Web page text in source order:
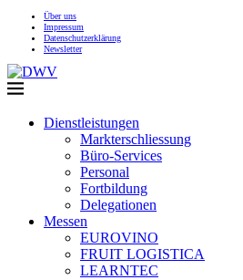
Über uns
Impressum
Datenschutzerklärung
Newsletter
Dienstleistungen
Markterschliessung
Büro-Services
Personal
Fortbildung
Delegationen
Messen
EUROVINO
FRUIT LOGISTICA
LEARNTEC